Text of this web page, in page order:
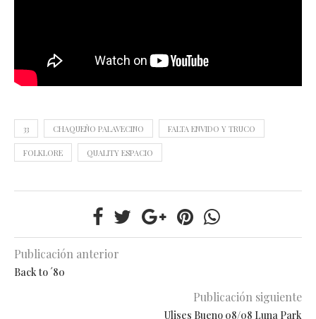
33 CHAQUEÑO PALAVECINO FALTA ENVIDO Y TRUCO
FOLKLORE QUALITY ESPACIO
Publicación anterior
Back to ´80
Publicación siguiente
Ulises Bueno 08/08 Luna Park